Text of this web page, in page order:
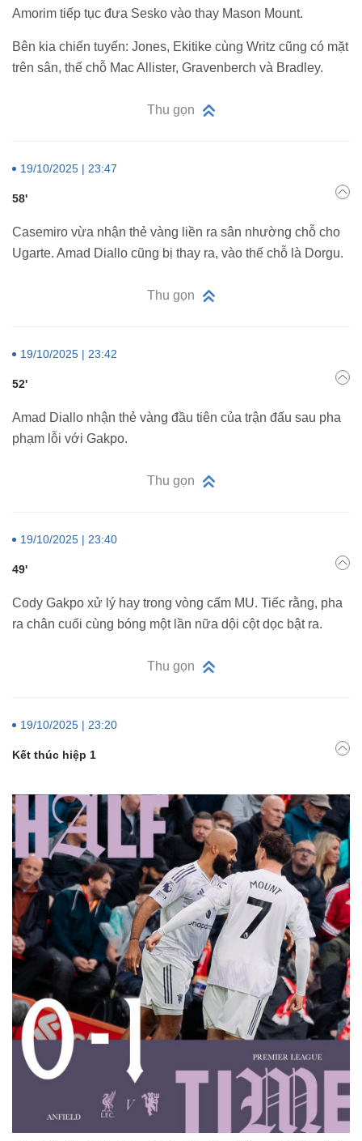
Amorim tiếp tục đưa Sesko vào thay Mason Mount.
Bên kia chiến tuyến: Jones, Ekitike cùng Writz cũng có mặt
trên sân, thế chỗ Mac Allister, Gravenberch và Bradley.
Thu gọn
19/10/2025 | 23:47
58'
Casemiro vừa nhận thẻ vàng liền ra sân nhường chỗ cho
Ugarte. Amad Diallo cũng bị thay ra, vào thế chỗ là Dorgu.
Thu gọn
19/10/2025 | 23:42
52'
Amad Diallo nhận thẻ vàng đầu tiên của trận đấu sau pha
phạm lỗi với Gakpo.
Thu gọn
19/10/2025 | 23:40
49'
Cody Gakpo xử lý hay trong vòng cấm MU. Tiếc rằng, pha
ra chân cuối cùng bóng một lần nữa dội cột dọc bật ra.
Thu gọn
19/10/2025 | 23:20
Kết thúc hiệp 1